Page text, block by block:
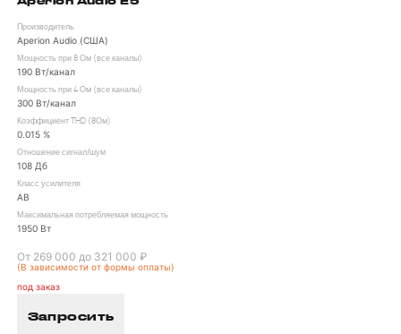
Производитель
Aperion Audio (США)
Мощность при 8 Ом (все каналы)
190 Вт/канал
Мощность при 4 Ом (все каналы)
300 Вт/канал
Коэффициент THD (8Ом)
0.015 %
Отношение сигнал/шум
108 Дб
Класс усилителя
AB
Максимальная потребляемая мощность
1950 Вт
От 269 000 до 321 000 ₽
(В зависимости от формы оплаты)
под заказ
Запросить